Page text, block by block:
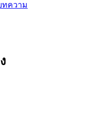
ทความ